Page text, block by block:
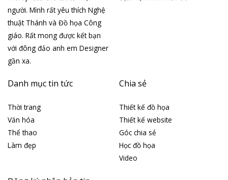
người. Mình rất yêu thích Nghệ
thuật Thánh và Đồ họa Công
giáo. Rất mong được kết bạn
với đông đảo anh em Designer
gần xa.
Danh mục tin tức
Thời trang
Văn hóa
Thể thao
Làm đẹp
Chia sẻ
Thiết kế đồ họa
Thiết kế website
Góc chia sẻ
Học đồ họa
Video